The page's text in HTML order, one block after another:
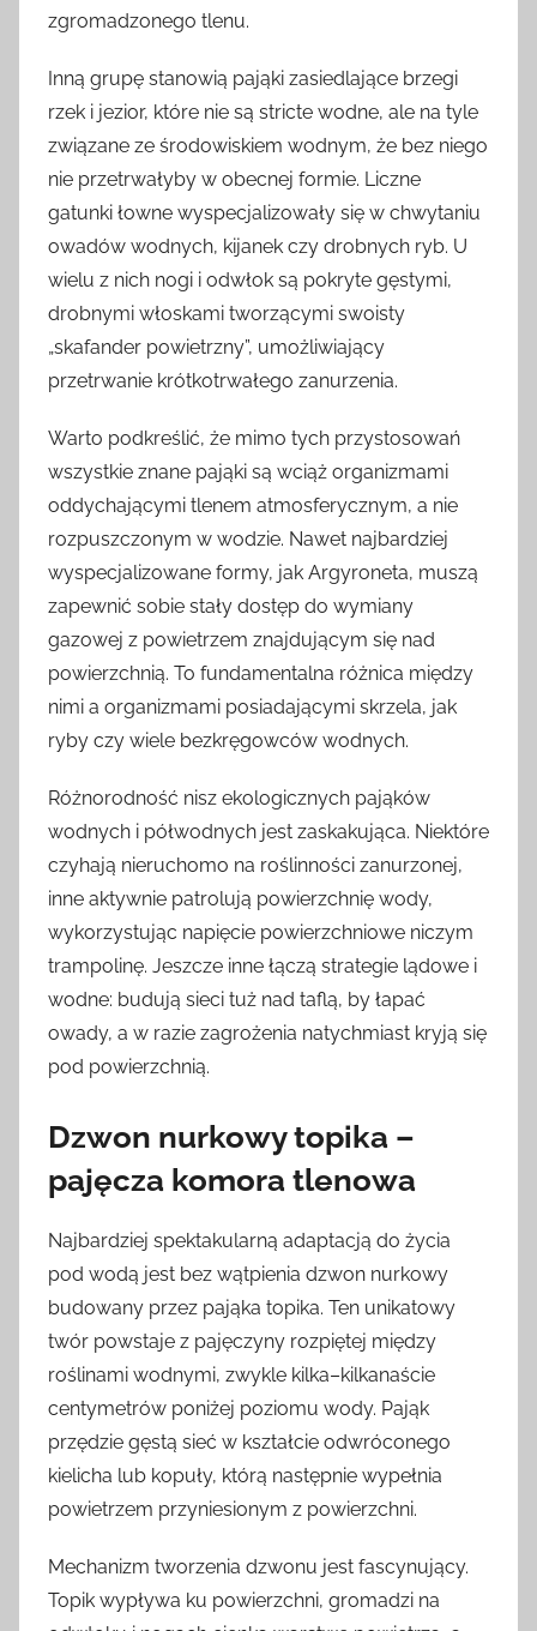
zgromadzonego tlenu.
Inną grupę stanowią pająki zasiedlające brzegi
rzek i jezior, które nie są stricte wodne, ale na tyle
związane ze środowiskiem wodnym, że bez niego
nie przetrwałyby w obecnej formie. Liczne
gatunki łowne wyspecjalizowały się w chwytaniu
owadów wodnych, kijanek czy drobnych ryb. U
wielu z nich nogi i odwłok są pokryte gęstymi,
drobnymi włoskami tworzącymi swoisty
„skafander powietrzny”, umożliwiający
przetrwanie krótkotrwałego zanurzenia.
Warto podkreślić, że mimo tych przystosowań
wszystkie znane pająki są wciąż organizmami
oddychającymi tlenem atmosferycznym, a nie
rozpuszczonym w wodzie. Nawet najbardziej
wyspecjalizowane formy, jak Argyroneta, muszą
zapewnić sobie stały dostęp do wymiany
gazowej z powietrzem znajdującym się nad
powierzchnią. To fundamentalna różnica między
nimi a organizmami posiadającymi skrzela, jak
ryby czy wiele bezkręgowców wodnych.
Różnorodność nisz ekologicznych pająków
wodnych i półwodnych jest zaskakująca. Niektóre
czyhają nieruchomo na roślinności zanurzonej,
inne aktywnie patrolują powierzchnię wody,
wykorzystując napięcie powierzchniowe niczym
trampolinę. Jeszcze inne łączą strategie lądowe i
wodne: budują sieci tuż nad taflą, by łapać
owady, a w razie zagrożenia natychmiast kryją się
pod powierzchnią.
Dzwon nurkowy topika –
pajęcza komora tlenowa
Najbardziej spektakularną adaptacją do życia
pod wodą jest bez wątpienia dzwon nurkowy
budowany przez pająka topika. Ten unikatowy
twór powstaje z pajęczyny rozpiętej między
roślinami wodnymi, zwykle kilka–kilkanaście
centymetrów poniżej poziomu wody. Pająk
przędzie gęstą sieć w kształcie odwróconego
kielicha lub kopuły, którą następnie wypełnia
powietrzem przyniesionym z powierzchni.
Mechanizm tworzenia dzwonu jest fascynujący.
Topik wypływa ku powierzchni, gromadzi na